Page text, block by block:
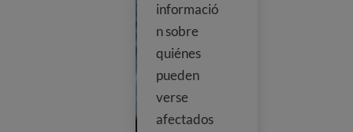
informació
n sobre
quiénes
pueden
verse
afectados